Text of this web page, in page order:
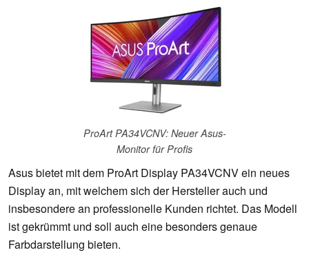
ProArt PA34VCNV: Neuer Asus-
Monitor für Profis
Asus bietet mit dem ProArt Display PA34VCNV ein neues
Display an, mit welchem sich der Hersteller auch und
insbesondere an professionelle Kunden richtet. Das Modell
ist gekrümmt und soll auch eine besonders genaue
Farbdarstellung bieten.